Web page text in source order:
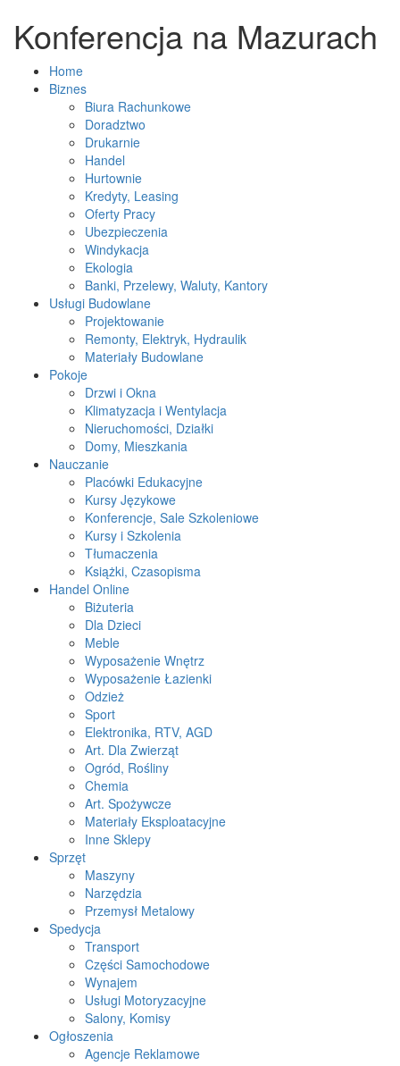
Konferencja na Mazurach
Home
Biznes
Biura Rachunkowe
Doradztwo
Drukarnie
Handel
Hurtownie
Kredyty, Leasing
Oferty Pracy
Ubezpieczenia
Windykacja
Ekologia
Banki, Przelewy, Waluty, Kantory
Usługi Budowlane
Projektowanie
Remonty, Elektryk, Hydraulik
Materiały Budowlane
Pokoje
Drzwi i Okna
Klimatyzacja i Wentylacja
Nieruchomości, Działki
Domy, Mieszkania
Nauczanie
Placówki Edukacyjne
Kursy Językowe
Konferencje, Sale Szkoleniowe
Kursy i Szkolenia
Tłumaczenia
Książki, Czasopisma
Handel Online
Biżuteria
Dla Dzieci
Meble
Wyposażenie Wnętrz
Wyposażenie Łazienki
Odzież
Sport
Elektronika, RTV, AGD
Art. Dla Zwierząt
Ogród, Rośliny
Chemia
Art. Spożywcze
Materiały Eksploatacyjne
Inne Sklepy
Sprzęt
Maszyny
Narzędzia
Przemysł Metalowy
Spedycja
Transport
Części Samochodowe
Wynajem
Usługi Motoryzacyjne
Salony, Komisy
Ogłoszenia
Agencje Reklamowe